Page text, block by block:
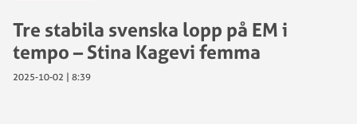
Tre stabila svenska lopp på EM i
tempo – Stina Kagevi femma
2025-10-02 | 8:39